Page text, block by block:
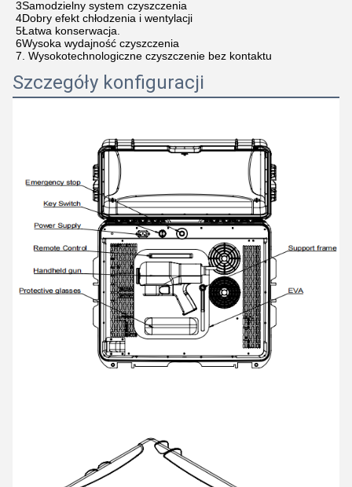
3Samodzielny system czyszczenia
4Dobry efekt chłodzenia i wentylacji
5Łatwa konserwacja.
6Wysoka wydajność czyszczenia
7. Wysokotechnologiczne czyszczenie bez kontaktu
Szczegóły konfiguracji